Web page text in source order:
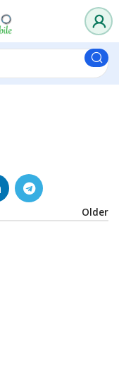
Older